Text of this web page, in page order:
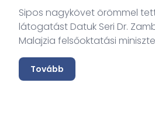
Sipos nagykövet örömmel
látogatást Datuk Seri Dr.
Malajzia felsőoktatási
Tovább